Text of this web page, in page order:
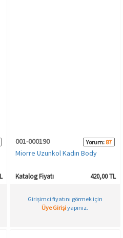
001-000190 Yorum: 87
Miorre Uzunkol Kadın Body
Katalog Fiyatı 420,00 TL
Girişimci fiyatını görmek için
Üye Girişiyapınız.